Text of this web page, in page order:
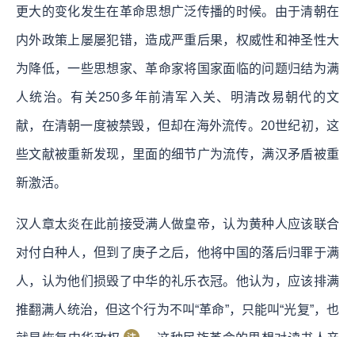
更大的变化发生在革命思想广泛传播的时候。由于清朝在
内外政策上屡屡犯错，造成严重后果，权威性和神圣性大
为降低，一些思想家、革命家将国家面临的问题归结为满
人统治。有关250多年前清军入关、明清改易朝代的文
献，在清朝一度被禁毁，但却在海外流传。20世纪初，这
些文献被重新发现，里面的细节广为流传，满汉矛盾被重
新激活。
汉人章太炎在此前接受满人做皇帝，认为黄种人应该联合
对付白种人，但到了庚子之后，他将中国的落后归罪于满
人，认为他们损毁了中华的礼乐衣冠。他认为，应该排满
推翻满人统治，但这个行为不叫“革命”，只能叫“光复”，也